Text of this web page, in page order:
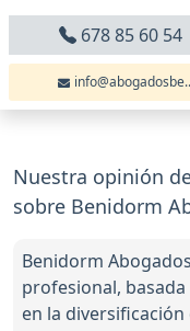
678 85 60 54
Nuestra opinión
sobre Benidorm
Benidorm
profesional,
en la diversificación